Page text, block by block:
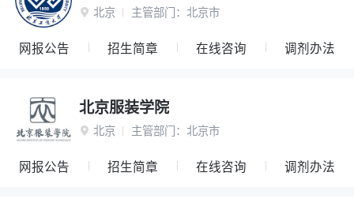
 北京 主管部门： 北京市
网报公告 招生简章 在线咨询 调剂办法
北京服装学院
 北京 主管部门： 北京市
网报公告 招生简章 在线咨询 调剂办法